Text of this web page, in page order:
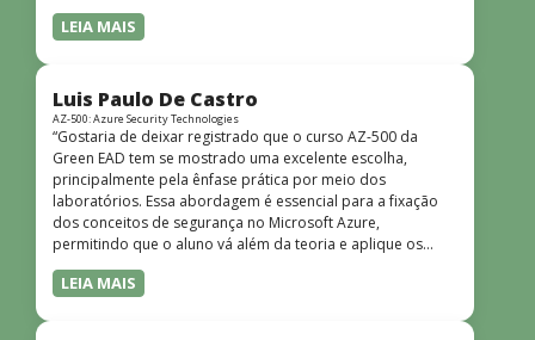
LEIA MAIS
Luis Paulo De Castro
AZ-500: Azure Security Technologies
“Gostaria de deixar registrado que o curso AZ-500 da
Green EAD tem se mostrado uma excelente escolha,
principalmente pela ênfase prática por meio dos
laboratórios. Essa abordagem é essencial para a fixação
dos conceitos de segurança no Microsoft Azure,
permitindo que o aluno vá além da teoria e aplique os
conhecimentos em cenários reais e simulados. Outro
ponto muito positivo é a didática do curso. O conteúdo é
LEIA MAIS